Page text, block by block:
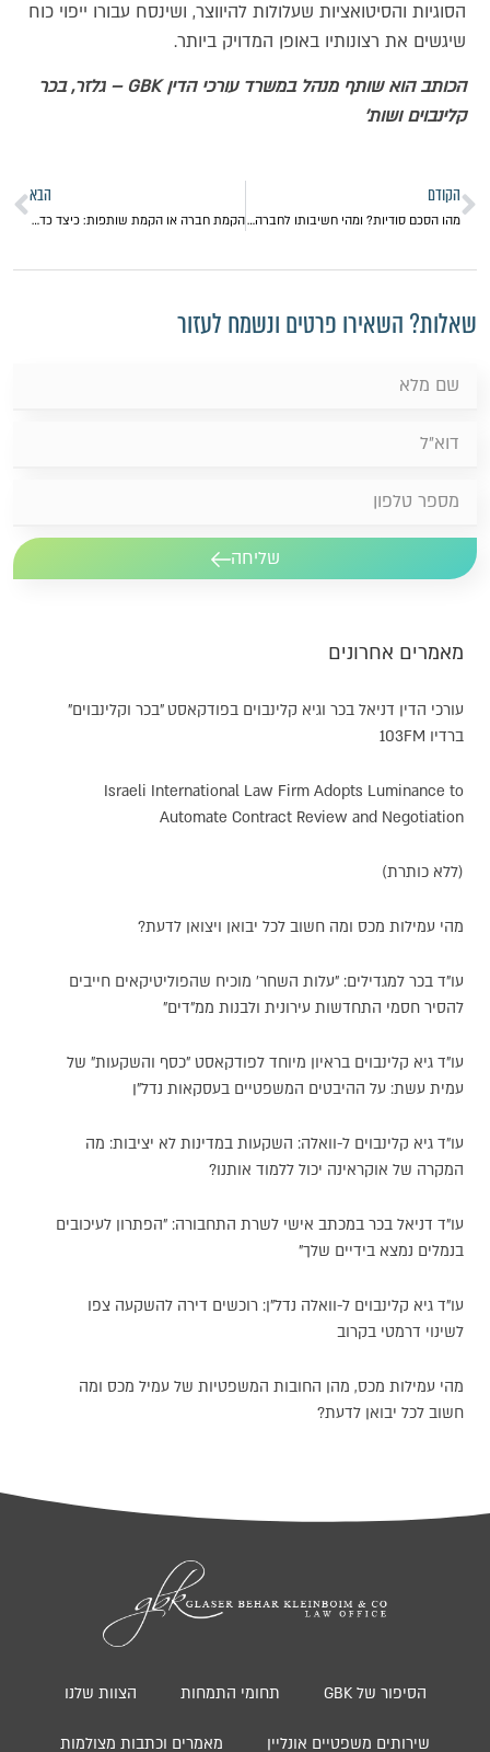
מאמרים אחרונים
עורכי הדין דניאל בכר וגיא קלינבוים בפודקאסט "בכר וקלינבוים"
ברדיו 103FM
Israeli International Law Firm Adopts Luminance to
Automate Contract Review and Negotiation
(ללא כותרת)
מהי עמילות מכס ומה חשוב לכל יבואן ויצואן לדעת?
עו"ד בכר למגדילים: "עלות השחר' מוכיח שהפוליטיקאים חייבים
להסיר חסמי התחדשות עירונית ולבנות ממ"דים"
עו"ד גיא קלינבוים בראיון מיוחד לפודקאסט "כסף והשקעות" של
עמית עשת: על ההיבטים המשפטיים בעסקאות נדל"ן
עו"ד גיא קלינבוים ל-וואלה: השקעות במדינות לא יציבות: מה
המקרה של אוקראינה יכול ללמוד אותנו?
עו"ד דניאל בכר במכתב אישי לשרת התחבורה: "הפתרון לעיכובים
בנמלים נמצא בידיים שלך"
עו"ד גיא קלינבוים ל-וואלה נדל"ן: רוכשים דירה להשקעה צפו
לשינוי דרמטי בקרוב
מהי עמילות מכס, מהן החובות המשפטיות של עמיל מכס ומה
חשוב לכל יבואן לדעת?
הסוגיות והסיטואציות שעלולות להיווצר, ושינסח עבורו ייפוי כוח
שיגשים את רצונותיו באופן המדויק ביותר.
הכותב הוא שותף מנהל במשרד עורכי הדין GBK – גלזר, בכר
קלינבוים ושות'
הקודם
מהו הסכם סודיות? ומהי חשיבותו לחברה או מיזם?
הבא
הקמת חברה או הקמת שותפות: כיצד כדי לאגד את המיזם שלכם?
שאלות? השאירו פרטים ונשמח לעזור
שליחה
הסיפור של GBK תחומי התמחות הצוות שלנו
שירותים משפטיים אונליין מאמרים וכתבות מצולמות